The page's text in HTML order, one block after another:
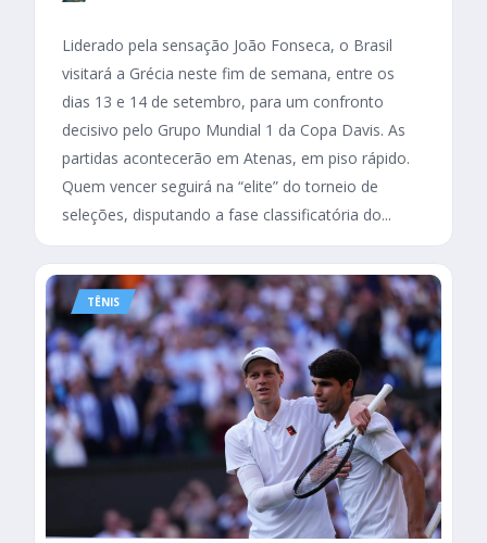
Liderado pela sensação João Fonseca, o Brasil
visitará a Grécia neste fim de semana, entre os
dias 13 e 14 de setembro, para um confronto
decisivo pelo Grupo Mundial 1 da Copa Davis. As
partidas acontecerão em Atenas, em piso rápido.
Quem vencer seguirá na “elite” do torneio de
seleções, disputando a fase classificatória do...
TÊNIS